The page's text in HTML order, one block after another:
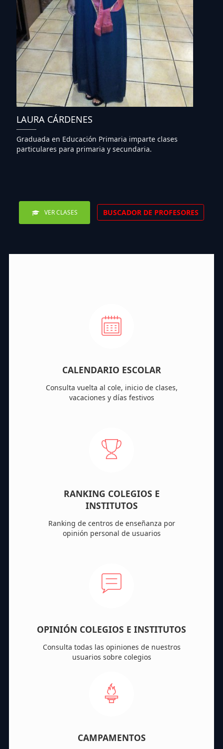
LAURA CÁRDENES
Graduada en Educación Primaria imparte clases
particulares para primaria y secundaria.
VER CLASES BUSCADOR DE PROFESORES
CALENDARIO ESCOLAR
Consulta vuelta al cole, inicio de clases,
vacaciones y días festivos
RANKING COLEGIOS E
INSTITUTOS
Ranking de centros de enseñanza por
opinión personal de usuarios
OPINIÓN COLEGIOS E INSTITUTOS
Consulta todas las opiniones de nuestros
usuarios sobre colegios
CAMPAMENTOS